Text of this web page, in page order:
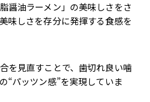
醤油ラーメン」の美味しさをさ
味しさを存分に発揮する食感を
を見直すことで、歯切れ良い噛
“パッツン感”を実現していま